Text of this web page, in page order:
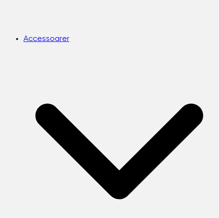
Accessoarer